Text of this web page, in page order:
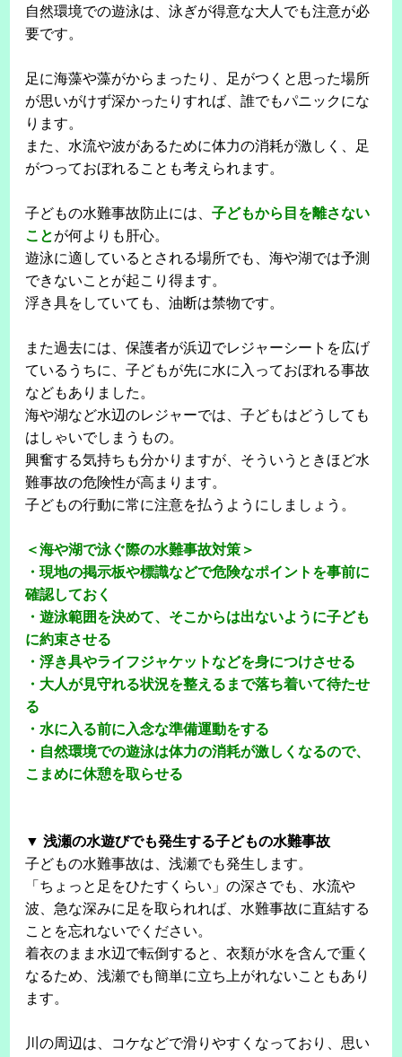
自然環境での遊泳は、泳ぎが得意な大人でも注意が必
要です。
足に海藻や藻がからまったり、足がつくと思った場所
が思いがけず深かったりすれば、誰でもパニックにな
ります。
また、水流や波があるために体力の消耗が激しく、足
がつっておぼれることも考えられます。
子どもの水難事故防止には、子どもから目を離さない
ことが何よりも肝心。
遊泳に適しているとされる場所でも、海や湖では予測
できないことが起こり得ます。
浮き具をしていても、油断は禁物です。
また過去には、保護者が浜辺でレジャーシートを広げ
ているうちに、子どもが先に水に入っておぼれる事故
などもありました。
海や湖など水辺のレジャーでは、子どもはどうしても
はしゃいでしまうもの。
興奮する気持ちも分かりますが、そういうときほど水
難事故の危険性が高まります。
子どもの行動に常に注意を払うようにしましょう。
＜海や湖で泳ぐ際の水難事故対策＞
・現地の掲示板や標識などで危険なポイントを事前に
確認しておく
・遊泳範囲を決めて、そこからは出ないように子ども
に約束させる
・浮き具やライフジャケットなどを身につけさせる
・大人が見守れる状況を整えるまで落ち着いて待たせ
る
・水に入る前に入念な準備運動をする
・自然環境での遊泳は体力の消耗が激しくなるので、
こまめに休憩を取らせる
▼ 浅瀬の水遊びでも発生する子どもの水難事故
子どもの水難事故は、浅瀬でも発生します。
「ちょっと足をひたすくらい」の深さでも、水流や
波、急な深みに足を取られれば、水難事故に直結する
ことを忘れないでください。
着衣のまま水辺で転倒すると、衣類が水を含んで重く
なるため、浅瀬でも簡単に立ち上がれないこともあり
ます。
川の周辺は、コケなどで滑りやすくなっており、思い